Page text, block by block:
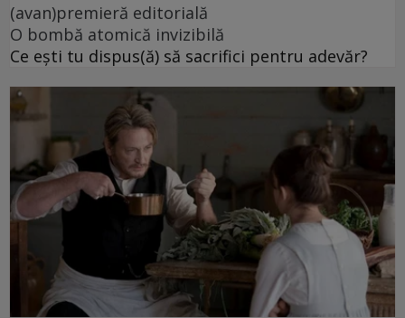
(avan)premieră editorială
O bombă atomică invizibilă
Ce ești tu dispus(ă) să sacrifici pentru adevăr?